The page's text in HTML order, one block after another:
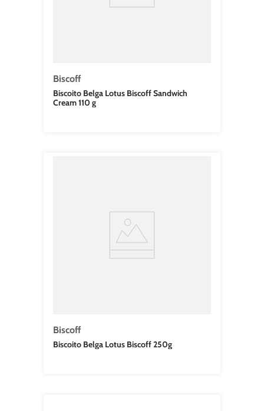
Biscoff
Biscoito Belga Lotus Biscoff Sandwich
Cream 110 g
Biscoff
Biscoito Belga Lotus Biscoff 250g